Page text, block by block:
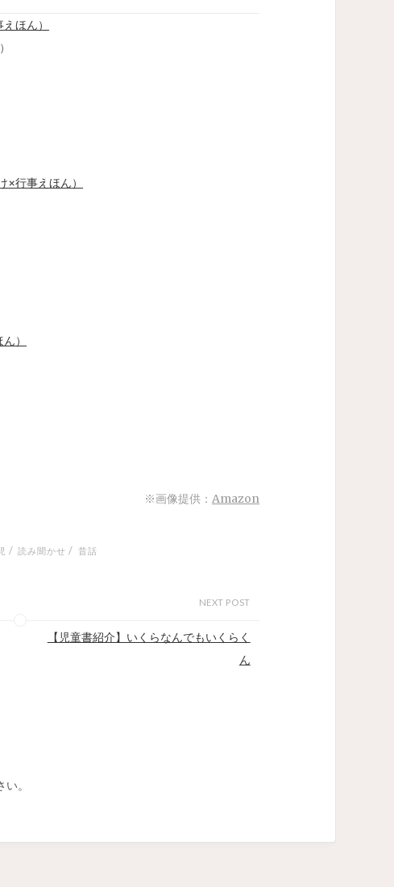
ほん）
×行事えほん）
）
※画像提供： Amazon
/ 読み聞かせ / 昔話
NEXT POST
【児童書紹介】いくらなんでもいくらく
ん
。